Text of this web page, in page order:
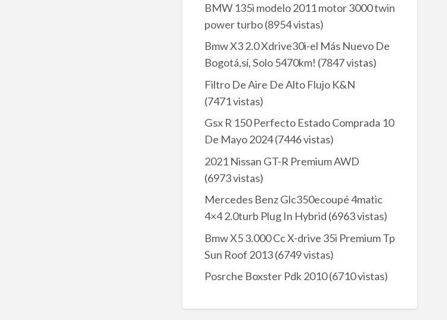
BMW 135i modelo 2011 motor 3000 twin
power turbo(8954 vistas)
Bmw X3 2.0 Xdrive30i-el Más Nuevo De
Bogotá,sí, Solo 5470km! (7847 vistas)
Filtro De Aire De Alto Flujo K&N
(7471 vistas)
Gsx R 150 Perfecto Estado Comprada 10
De Mayo 2024(7446 vistas)
2021 Nissan GT-R Premium AWD
(6973 vistas)
Mercedes Benz Glc350ecoupé 4matic
4×4 2.0turb Plug In Hybrid (6963 vistas)
Bmw X5 3.000 Cc X-drive 35i Premium Tp
Sun Roof 2013(6749 vistas)
Posrche Boxster Pdk 2010(6710 vistas)